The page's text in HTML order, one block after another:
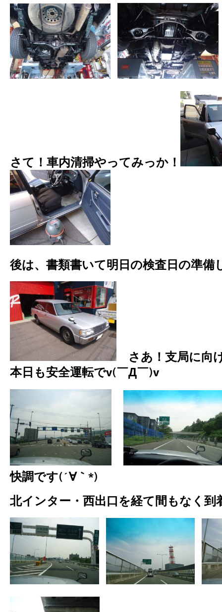
さて！ 車内清掃やってみっか！
後は、書類書いて明日の検査日の
さあ！支局に向
本日も安全運転でv(￣Д￣)v
快調です(´∀｀*)
北インター・西出口を経て間もなく到